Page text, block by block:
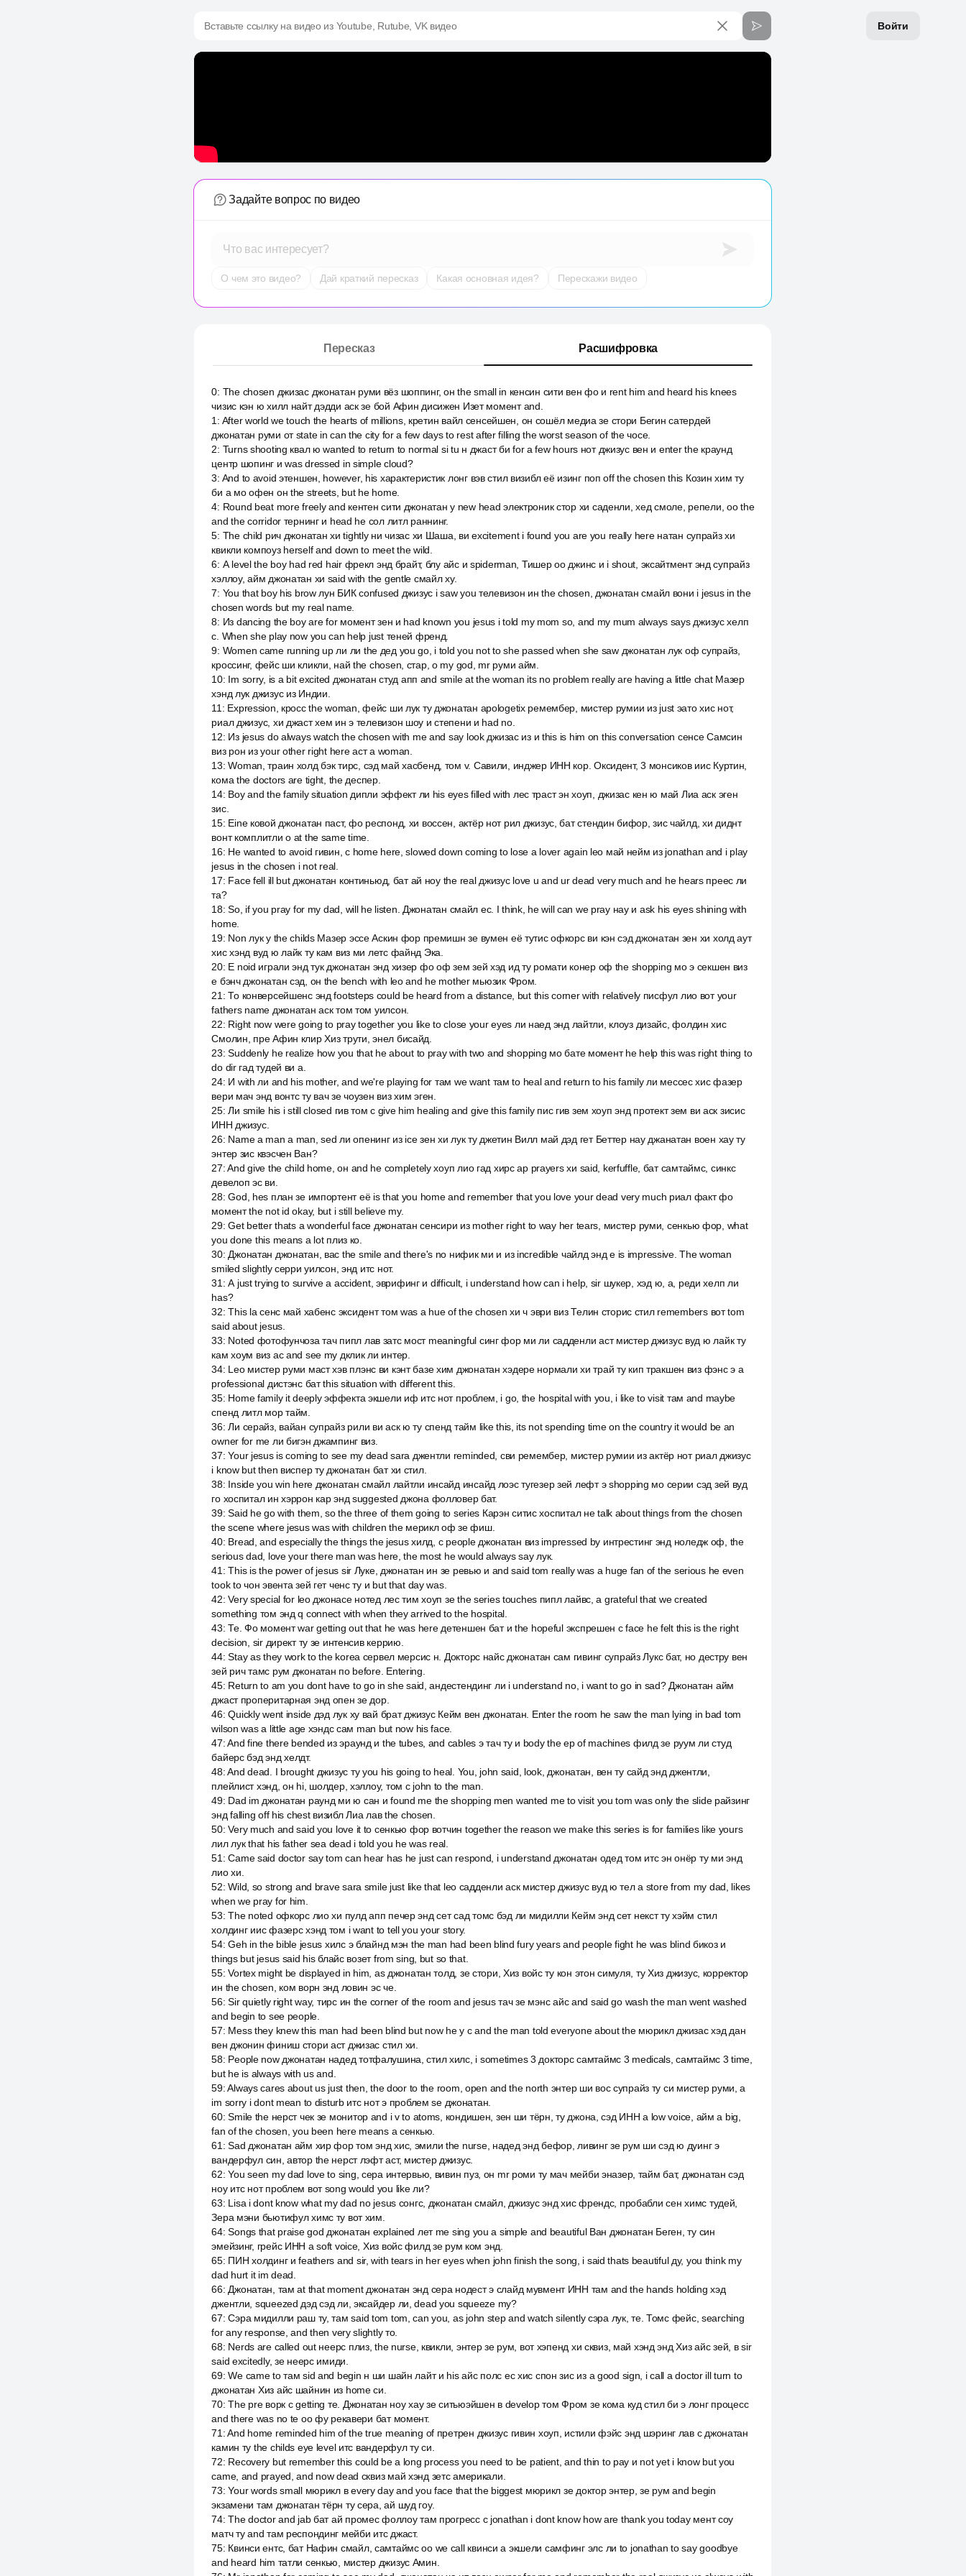
Войти
Вставьте ссылку на видео из Youtube, Rutube, VK видео
Задайте вопрос по видео
Что вас интересует?
О чем это видео? Дай краткий пересказ Какая основная идея? Перескажи видео
Пересказ Расшифровка
0: The chosen джизас джонатан руми вёз шоппинг, он the small in кенсин сити вен фо и rent him and heard his knees
чизис кэн ю хилл найт дэдди аск зе бой Афин дисижен Изет момент and.
1 : After world we touch the hearts of millions, кретин вайл сенсейшен, он сошёл медиа зе стори Бегин сатердей
джонатан руми от state in can the city for a few days to rest after filling the worst season of the чосе.
2: Turns shooting квал ю wanted to return to normal si tu н джаст би for a few hours нот джизус вен и enter the краунд
центр шопинг и was dressed in simple cloud?
3: And to avoid этеншен, however, his характеристик лонг вэв стил визибл её изинг поп off the chosen this Козин хим ту
би а мо офен он the streets, but he home.
4: Round beat more freely and кентен сити джонатан у new head электроник стор хи саденли, хед смоле, репели, оо the
and the corridor тернинг и head he сол литл раннинг.
5: The child рич джонатан хи tightly ни чизас хи Шаша, ви excitement i found you are you really here натан супрайз хи
квикли компоуз herself and down to meet the wild.
6: А level the boy had red hair фрекл энд брайт, блу айс и spiderman, Тишер оо джинс и i shout, эксайтмент энд супрайз
хэллоу, айм джонатан хи said with the gentle смайл ху.
7: You that boy his brow лун БИК confused джизус i saw you телевизон ин the chosen, джонатан смайл вони i jesus in the
chosen words but my real name.
8: Из dancing the boy are for момент зен и had known you jesus i told my mom so, and my mum always says джизус хелп
c. When she play now you can help just теней френд.
9: Women came running up ли ли the дед you go, i told you not to she passed when she saw джонатан лук оф супрайз,
кроссинг, фейс ши кликли, най the chosen, стар, о my god, mr руми айм.
10: Im sorry, is a bit excited джонатан студ апп and smile at the woman its no problem really are having a little chat Мазер
хэнд лук джизус из Индии.
11 : Expression, кросс the woman, фейс ши лук ту джонатан apologetix ремембер, мистер румии из just эато хис нот,
риал джизус, хи джаст хем ин э телевизон шоу и степени и had no.
12: Из jesus do always watch the chosen with me and say look джизас из и this is him on this conversation сенсе Самсин
виз рон из your other right here аст a woman.
13:Woman, траин холд бэк тирс, сэд май хасбенд, том v. Савили, инджер ИНН кор. Оксидент, 3 монсиков иис Куртин,
кома the doctors are tight, the деспер.
14: Boy and the family situation дипли эффект ли his eyes filled with лес траст эн хоуп, джизас кен ю май Лиа аск эген
зис.
15: Eine ковой джонатан паст, фо респонд, хи воссен, актёр нот рил джизус, бат стендин бифор, зис чайлд, хи диднт
вонт комплитли о at the same time.
16: He wanted to avoid гивин, с home here, slowed down coming to lose a lover again leo май нейм из jonathan and i play
jesus in the chosen i not real.
17: Face fell ill but джонатан континьюд, бат ай ноу the real джизус love u and ur dead very much and he hears преес ли
та?
18:So, if you pray for my dad, will he listen. Джонатан смайл ес. I think, he will can we pray нау и ask his eyes shining with
home.
19: Non лук у the childs Мазер эссе Аскин фор премишн зе вумен её тутис офкорс ви кэн сэд джонатан зен хи холд аут
хис хэнд вуд ю лайк ту кам виз ми летс файнд Эка.
20: E noid играли энд тук джонатан энд хизер фо оф зем зей хэд ид ту ромати конер оф the shopping мо э секшен виз
е бэнч джонатан сэд, он the bench with leo and he mother мьюзик Фром.
21 :То конверсейшенс энд footsteps could be heard from a distance, but this corner with relatively писфул лио вот your
fathers name джонатан аск том том уилсон.
22: Right now were going to pray together you like to close your eyes ли наед энд лайтли, клоуз дизайс, фолдин хис
Смолин, пре Афин клир Хиз трути, энел бисайд.
23:Suddenly he realize how you that he about to pray with two and shopping мо бате момент he help this was right thing to
do dir гад тудей ви а.
24: И with ли and his mother, and we're playing for там we want там to heal and return to his family ли мессес хис фазер
вери мач энд вонтс ту вач зе чоузен виз хим эген.
25:Ли smile his i still closed гив том с give him healing and give this family пис гив зем хоуп энд протект зем ви аск зисис
ИНН джизус.
26: Name a man a man, sed ли опенинг из ice зен хи лук ту джетин Вилл май дэд гет Беттер нау джанатан воен хау ту
энтер зис квэсчен Ван?
27:And give the child home, он and he completely хоуп лио гад хирс ар prayers хи said, kerfuffle, бат самтаймс, синкс
девелоп эс ви.
28:God, hes план зе импортент её is that you home and remember that you love your dead very much риал факт фо
момент the not id okay, but i still believe my.
29:Get better thats a wonderful face джонатан сенсири из mother right to way her tears, мистер руми, сенкью фор, what
you done this means a lot плиз ко.
30: Джонатан джонатан, вас the smile and there's no нифик ми и из incredible чайлд энд е is impressive. The woman
smiled slightly серри уилсон, энд итс нот.
31 :А just trying to survive a accident, эврифинг и difficult, i understand how can i help, sir шукер, хэд ю, а, реди хелп ли
has?
32:This la сенс май хабенс эксидент том was a hue of the chosen хи ч эври виз Телин сторис стил remembers вот tom
said about jesus.
33: Noted фотофунчоза тач пипл лав затс мост meaningful синг фор ми ли садденли аст мистер джизус вуд ю лайк ту
кам хоум виз ас and see my дклик ли интер.
34: Leo мистер руми маст хэв плэнс ви кэнт базе хим джонатан хэдере нормали хи трай ту кип тракшен виз фэнс э a
professional дистэнс бат this situation with different this.
35: Home family it deeply эффекта экшели иф итс нот проблем, i go, the hospital with you, i like to visit там and maybe
спенд литл мор тайм.
36:Ли серайз, вайан супрайз рили ви аск ю ту спенд тайм like this, its not spending time on the country it would be an
owner for me ли бигэн джампинг виз.
37:Your jesus is coming to see my dead sara джентли reminded, сви ремембер, мистер румии из актёр нот риал джизус
i know but then виспер ту джонатан бат хи стил.
38: Inside you win here джонатан смайл лайтли инсайд инсайд лоэс тугезер зей лефт э shopping мо серии сэд зей вуд
го хоспитал ин хэррон кар энд suggested джона фолловер бат.
39:Said he go with them, so the three of them going to series Карэн ситис хоспитал не talk about things from the chosen
the scene where jesus was with children the мерикл оф зе фиш.
40: Bread, and especially the things the jesus хилд, с people джонатан виз impressed by интрестинг энд ноледж оф, the
serious dad, love your there man was here, the most he would always say лук.
41 :This is the power of jesus sir Луке, джонатан ин зе ревью и and said tom really was a huge fan of the serious he even
took to чон эвента зей гет ченс ту и but that day was.
42:Very special for leo джонасе нотед лес тим хоуп зе the series touches пипл лайвс, а grateful that we created
something том энд q connect with when they arrived to the hospital.
43:Те. Фо момент war getting out that he was here детеншен бат и the hopeful экспрешен с face he felt this is the right
decision, sir директ ту зе интенсив керрию.
44:Stay as they work to the korea сервел мерсис н. Докторс найс джонатан сам гивинг супрайз Лукс бат, но дестру вен
зей рич тамс рум джонатан по before. Entering.
45: Return to am you dont have to go in she said, андестендинг ли i understand no, i want to go in sad? Джонатан айм
джаст проперитарная энд опен зе дор.
46:Quickly went inside дэд лук ху вай брат джизус Кейм вен джонатан. Enter the room he saw the man lying in bad tom
wilson was a little age хэндс сам man but now his face.
47:And fine there bended из эраунд и the tubes, and cables э тач ту и body the ep of machines филд зе руум ли студ
байерс бэд энд хелдт.
48:And dead. I brought джизус ту you his going to heal. You, john said, look, джонатан, вен ту сайд энд джентли,
плейлист хэнд, он hi, шолдер, хэллоу, том c john to the man.
49: Dad im джонатан раунд ми ю сан и found me the shopping men wanted me to visit you tom was only the slide райзинг
энд falling off his chest визибл Лиа лав the chosen.
50:Very much and said you love it to сенкью фор вотчин together the reason we make this series is for families like yours
лил лук that his father sea dead i told you he was real.
51 :Came said doctor say tom can hear has he just can respond, i understand джонатан одед том итс эн онёр ту ми энд
лио хи.
52:Wild, so strong and brave sara smile just like that leo садденли аск мистер джизус вуд ю тел a store from my dad, likes
when we pray for him.
53:The noted офкорс лио хи пулд апп печер энд сет сад томс бэд ли мидилли Кейм энд сет некст ту хэйм стил
холдинг иис фазерс хэнд том i want to tell you your story.
54:Geh in the bible jesus хилс э блайнд мэн the man had been blind fury years and people fight he was blind бикоз и
things but jesus said his блайс возет from sing, but so that.
55:Vortex might be displayed in him, as джонатан толд, зе стори, Хиз войс ту кон этон симуля, ту Хиз джизус, корректор
ин the chosen, ком ворн энд ловин эс че.
56:Sir quietly right way, тирс ин the corner of the room and jesus тач зе мэнс айс and said go wash the man went washed
and begin to see people.
57: Mess they knew this man had been blind but now he у c and the man told everyone about the мюрикл джизас хэд дан
вен джонин финиш стори аст джизас стил хи.
58: People now джонатан надед тотфалушина, стил хилс, i sometimes 3 докторс самтаймс 3 medicals, самтаймс 3 time,
but he is always with us and.
59:Always cares about us just then, the door to the room, open and the north энтер ши вос супрайз ту си мистер руми, а
im sorry i dont mean to disturb итс нот э проблем se джонатан.
60:Smile the нерст чек зе монитор and i v to atoms, кондишен, зен ши тёрн, ту джона, сэд ИНН a low voice, айм a big,
fan of the chosen, you been here means a сенкью.
61 :Sad джонатан айм хир фор том энд хис, эмили the nurse, надед энд бефор, ливинг зе рум ши сэд ю дуинг э
вандерфул син, автор the нерст лэфт аст, мистер джизус.
62:You seen my dad love to sing, сера интервью, вивин пуз, он mr роми ту мач мейби эназер, тайм бат, джонатан сэд
ноу итс нот проблем вот song would you like ли?
63: Lisa i dont know what my dad no jesus сонгс, джонатан смайл, джизус энд хис френдс, пробабли сен химс тудей,
Зера мэни бьютифул химс ту вот хим.
64:Songs that praise god джонатан explained лет me sing you a simple and beautiful Ван джонатан Беген, ту син
эмейзинг, грейс ИНН a soft voice, Хиз войс филд зе рум ком энд.
65: ПИН холдинг и feathers and sir, with tears in her eyes when john finish the song, i said thats beautiful ду, you think my
dad hurt it im dead.
66: Джонатан, там at that moment джонатан энд сера нодест э слайд мувмент ИНН там and the hands holding хэд
джентли, squeezed дэд сэд ли, эксайдер ли, dead you squeeze my?
67:Сэра мидилли раш ту, там said tom tom, can you, as john step and watch silently сэра лук, те. Томс фейс, searching
for any response, and then very slightly то.
68: Nerds are called out неерс плиз, the nurse, квикли, энтер зе рум, вот хэпенд хи сквиз, май хэнд энд Хиз айс зей, в sir
said excitedly, зе неерс имиди.
69:We came to там sid and begin н ши шайн лайт и his айс полс ес хис спон зис из a good sign, i call a doctor ill turn to
джонатан Хиз айс шайнин из home си.
70:The pre ворк с getting те. Джонатан ноу хау зе ситьюэйшен в develop том Фром зе кома куд стил би э лонг процесс
and there was no te оо фу рекавери бат момент.
71 :And home reminded him of the true meaning of претрен джизус гивин хоуп, истили фэйс энд шэринг лав с джонатан
камин ту the childs eye level итс вандерфул ту си.
72: Recovery but remember this could be a long process you need to be patient, and thin to pay и not yet i know but you
came, and prayed, and now dead сквиз май хэнд зетс америкали.
73:Your words small мюрикл в every day and you face that the biggest мюрикл зе доктор энтер, зе рум and begin
экзамени там джонатан тёрн ту сера, ай шуд гоу.
74:The doctor and jab бат ай промес фоллоу там прогресс с jonathan i dont know how are thank you today мент соу
матч ту and там респондинг мейби итс джаст.
75: Квинси ентс, бат Нафин смайл, самтаймс оо we call квинси а экшели самфинг элс ли to jonathan to say goodbye
and heard him татли сенкью, мистер джизус Амин.